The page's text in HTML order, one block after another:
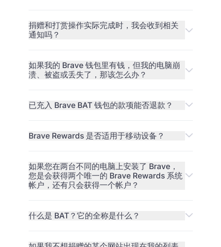
捐赠和打赏操作实际完成时，我会收到相关
通知吗？
如果我的 Brave 钱包里有钱，但我的电脑崩
溃、被盗或丢失了，那该怎么办？
已充入 Brave BAT 钱包的款项能否退款？
Brave Rewards 是否适用于移动设备？
如果您在两台不同的电脑上安装了 Brave，
您是会获得两个唯一的 Brave Rewards 系统
帐户，还有只会获得一个帐户？
什么是 BAT？它的全称是什么？